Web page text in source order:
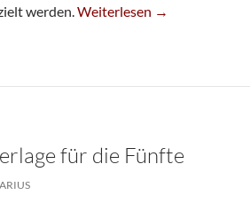
werden.Mühsamer Arbeitssieg Der
Weiterlesen →
für die Fünfte